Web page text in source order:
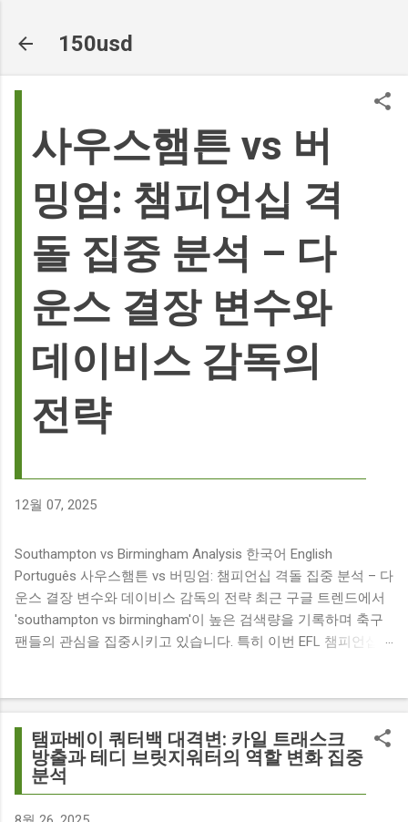
150usd
사우스햄튼 vs 버
밍엄: 챔피언십 격
돌 집중 분석 – 다
운스 결장 변수와
데이비스 감독의
전략
12월 07, 2025
Southampton vs Birmingham Analysis 한국어 English
Português 사우스햄튼 vs 버밍엄: 챔피언십 격돌 집중 분석 – 다
운스 결장 변수와 데이비스 감독의 전략 최근 구글 트렌드에서
'southampton vs birmingham'이 높은 검색량을 기록하며 축구
팬들의 관심을 집중시키고 있습니다. 특히 이번 EFL 챔피언십
다음과 같습니다. The 9 players set to miss Southampton v
Birmingham City ft £7m striker Damion Downs : 사우스햄튼과
버밍엄 시티 경기에서 총 9명의 선수가 결장할 예정이며, 특히
700만 파운드 스트라이커 데미언 다운스의 결장은 사우스햄튼
에게 큰 타격이 될 것으로 보입니다. Southampton vs
탬파베이 쿼터백 대격변: 카일 트래스크
방출과 테디 브릿지워터의 역할 변화 집중
분석